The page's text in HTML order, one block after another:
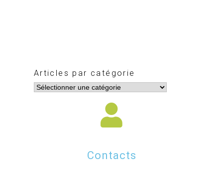
Articles par catégorie
Contacts